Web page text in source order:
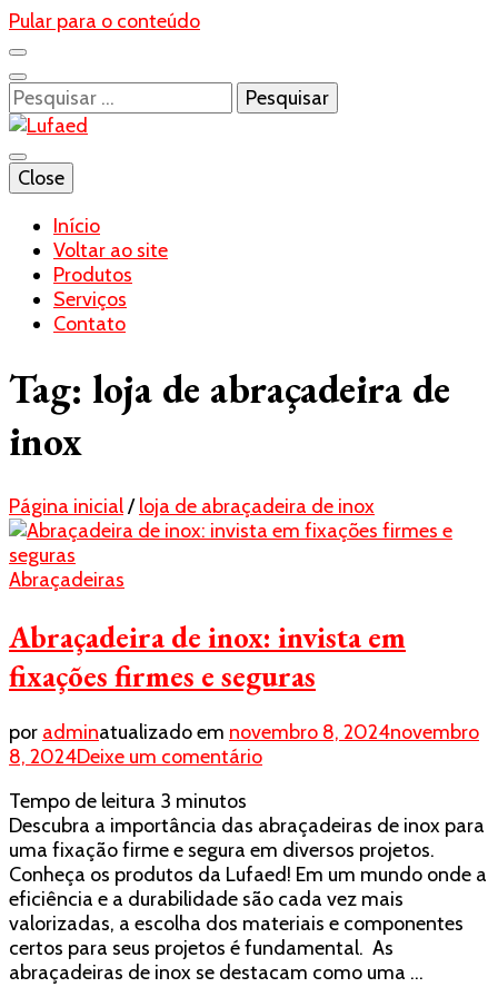
Pular para o conteúdo
Pesquisar
por:
Lufaed
Blog- Lufaed
Close
Início
Voltar ao site
Produtos
Serviços
Contato
Tag: loja de abraçadeira de
inox
Página inicial/ loja de abraçadeira de inox
Abraçadeiras
Abraçadeira de inox: invista em
fixações firmes e seguras
por adminatualizado em novembro 8, 2024novembro
8, 2024Deixe um comentárioem
inox:
invista
em
fixações
firmes
e
seguras
Tempo de leitura 3 minutos
Descubra a importância das abraçadeiras de inox para
uma fixação firme e segura em diversos projetos.
Conheça os produtos da Lufaed! Em um mundo onde a
eficiência e a durabilidade são cada vez mais
valorizadas, a escolha dos materiais e componentes
certos para seus projetos é fundamental. As
abraçadeiras de inox se destacam como uma …